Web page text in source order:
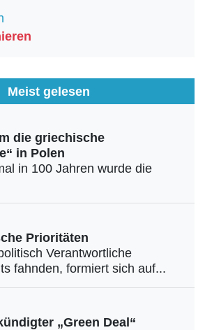
Meist gelesen
die griechische
in Polen
in 100 Jahren wurde die
Prioritäten
Verantwortliche
fahnden, formiert sich auf...
„Green Deal“